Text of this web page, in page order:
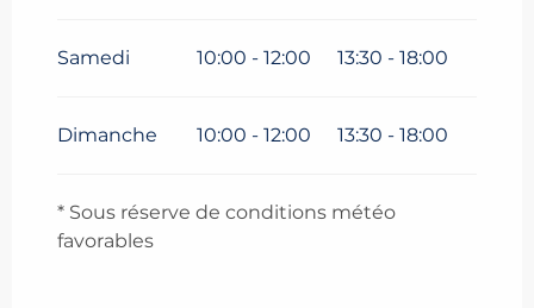
Samedi 10:00 - 12:00 13:30 - 18:00
Dimanche 10:00 - 12:00 13:30 - 18:00
* Sous réserve de conditions météo
favorables